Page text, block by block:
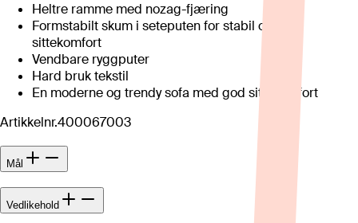
Heltre ramme med nozag-fjæring
Formstabilt skum i seteputen for stabil og god
sittekomfort
Vendbare ryggputer
Hard bruk tekstil
En moderne og trendy sofa med god sittekomfort
Artikkelnr.400067003
Mål
Vedlikehold